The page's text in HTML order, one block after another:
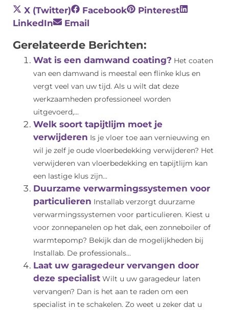
X (Twitter) Facebook
Pinterest
LinkedIn
Email
Gerelateerde Berichten:
Wat is een damwand coating? Het coaten
van een damwand is meestal een flinke klus en
vergt veel van uw tijd. Als u wilt dat deze
werkzaamheden professioneel worden
uitgevoerd,...
Welk soort tapijtlijm moet je
verwijderen Is je vloer toe aan vernieuwing en
wil je zelf je oude vloerbedekking verwijderen? Het
verwijderen van vloerbedekking en tapijtlijm kan
een lastige klus zijn...
Duurzame verwarmingssystemen voor
particulieren Installab verzorgt duurzame
verwarmingssystemen voor particulieren. Kiest u
voor zonnepanelen op het dak, een zonneboiler of
warmtepomp? Bekijk dan de mogelijkheden bij
Installab. De professionals...
Laat uw garagedeur vervangen door
deze specialist Wilt u uw garagedeur laten
vervangen? Dan is het aan te raden om een
specialist in te schakelen. Zo weet u zeker dat u